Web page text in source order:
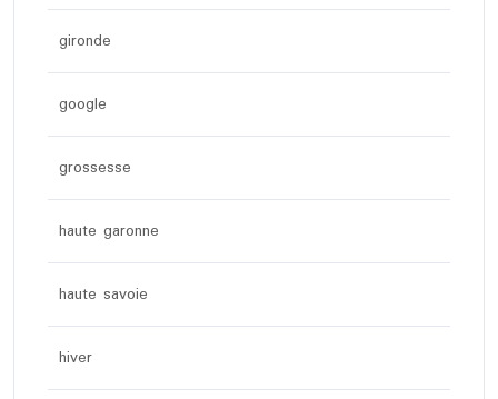
gironde
google
grossesse
haute garonne
haute savoie
hiver